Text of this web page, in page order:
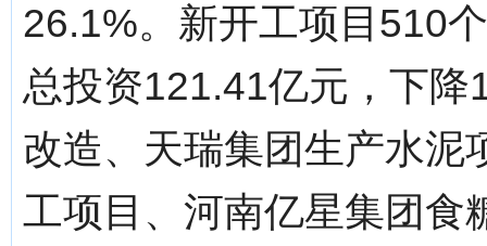
26.1%。新开工项目510
总投资121.41亿元，下
改造、天瑞集团生产水泥
工项目、河南亿星集团食